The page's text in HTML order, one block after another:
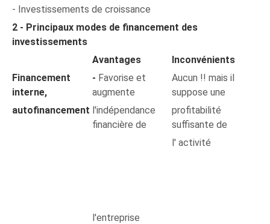
- Investissements de croissance
2 - Principaux modes de financement des
investissements
Avantages
Inconvénients
Financement
interne,
autofinancement
- Favorise et
augmente
l'indépendance
financière de
l'entreprise
Aucun !! mais il
suppose une
profitabilité
suffisante de
l' activité